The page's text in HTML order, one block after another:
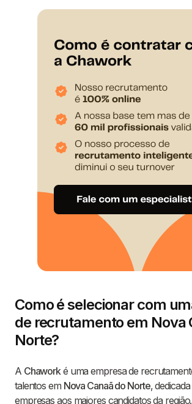
Como é selecionar com
de recrutamento em Nova
Norte?
A Chaworké uma empresa de
talentos em Nova Canaã do Norte,
empresas aos maiores candidatos da região.